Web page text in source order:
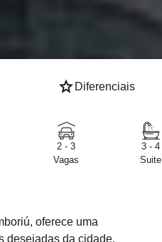
star Diferenciais
2 - 3
Vagas
3 - 4
Suite
oferece uma
desejadas da cidade.